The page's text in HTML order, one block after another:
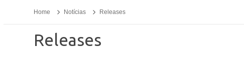
Home Notícias Releases
Releases